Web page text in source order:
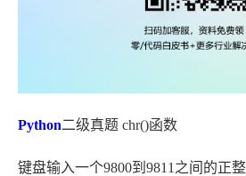
Python二级真题 chr()函数
键盘输入一个9800到9811之间的正